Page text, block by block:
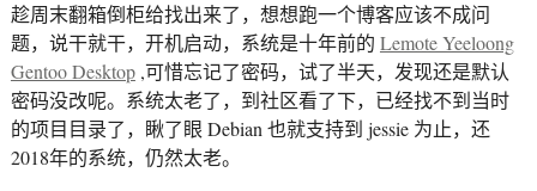
趁周末翻箱倒柜给找出来了，想想跑一个博客应该不成问
题，说干就干，开机启动，系统是十年前的 Lemote Yeeloong
Gentoo Desktop,可惜忘记了密码，试了半天，发现还是默认
密码没改呢。系统太老了，到社区看了下，已经找不到当时
的项目目录了，瞅了眼 Debian 也就支持到 jessie 为止，还
2018年的系统，仍然太老。